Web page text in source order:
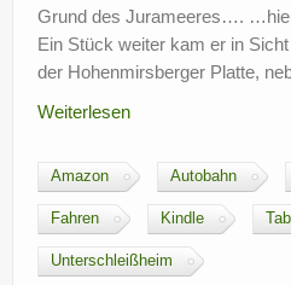
Grund des Jurameeres….
Ein Stück weiter kam er in
der Hohenmirsberger Platte,
Weiterlesen
Amazon Autobahn
Fahren Kindle
Unterschleißheim